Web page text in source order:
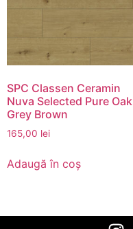
SPC Classen Ceramin
Nuva Selected Pure Oak
Grey Brown
165,00 lei
Adaugă în coș